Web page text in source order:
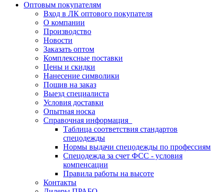
Оптовым покупателям
Вход в ЛК оптового покупателя
О компании
Производство
Новости
Заказать оптом
Комплексные поставки
Цены и скидки
Нанесение символики
Пошив на заказ
Выезд специалиста
Условия доставки
Опытная носка
Справочная информация
Таблица соответствия стандартов
спецодежды
Нормы выдачи спецодежды по профессиям
Спецодежда за счет ФСС - условия
компенсации
Правила работы на высоте
Контакты